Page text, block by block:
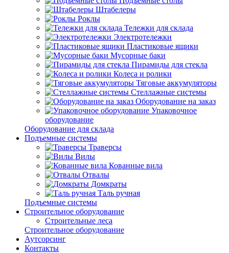
Штабелеры
Роклы
Тележки для склада
Электротележки
Пластиковые ящики
Мусорные баки
Пирамиды для стекла
Колеса и ролики
Тяговые аккумуляторы
Стеллажные системы
Оборудование на заказ
Упаковочное
оборудование
Оборудование для склада
Подъемные системы
Траверсы
Вилы
Кованные вила
Отвалы
Домкраты
Таль ручная
Подъемные системы
Строительное оборудование
Строительные леса
Строительное оборудование
Аутсорсинг
Контакты